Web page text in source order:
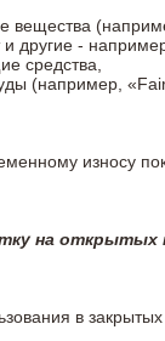
вещества
и другие -
средства,
(например,
износу
на открытых
в